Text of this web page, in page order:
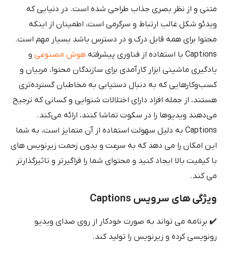
متنی و از نظر بصری جذاب طراحی شده است. در دنیایی که
ویدئو شکل غالب ارتباط و سرگرمی است، اطمینان از اینکه
محتوا برای همه قابل درک و در دسترس باشد بسیار مهم است.
Captions با استفاده از فناوری پیشرفته
هوش مصنوعیو
یادگیری ماشینی ابزار کارآمدی برای سازندگان محتوا، مربیان و
کسب‌وکارهایی که به دنبال دستیابی به مخاطبان گسترده‌تری
هستند، از جمله افراد دارای اختلالات شنوایی و کسانی که ترجیح
می‌دهند ویدیوها را در سکوت تماشا کنند، ارائه می‌کند.
Captions به دلیل سهولت استفاده از آن متمایز است، به شما
این امکان را می دهد که به سرعت و بدون زحمت زیرنویس های
با کیفیت بالا ایجاد کنید و محتوای شما را فراگیرتر و تاثیرگذارتر
می کند.
ویژگی های سرویس Captions
✔️ برنامه می تواند به صورت خودکار از روی صدای ویدیو
رونویسی کرده و زیرنویس را تولید کند.